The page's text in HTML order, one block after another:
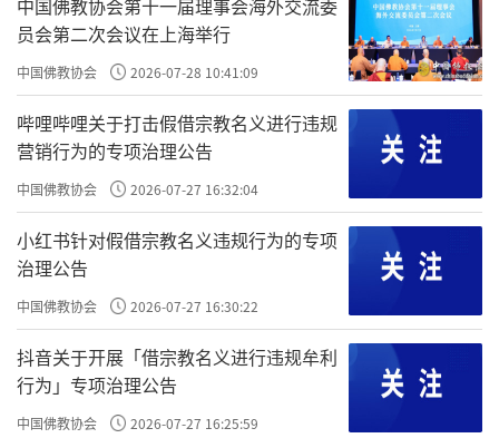
中国佛教协会第十一届理事会海外交流委
员会第二次会议在上海举行
中国佛教协会 2026-07-28 10:41:09
哔哩哔哩关于打击假借宗教名义进行违规
营销行为的专项治理公告
中国佛教协会 2026-07-27 16:32:04
小红书针对假借宗教名义违规行为的专项
治理公告
中国佛教协会 2026-07-27 16:30:22
抖音关于开展「借宗教名义进行违规牟利
行为」专项治理公告
中国佛教协会 2026-07-27 16:25:59